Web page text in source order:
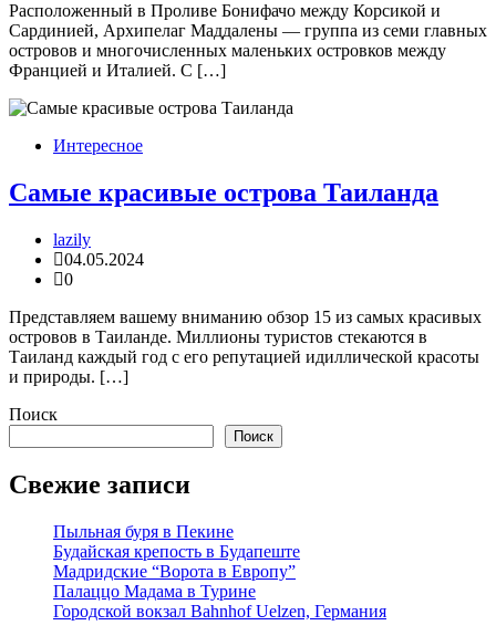
Расположенный в Проливе Бонифачо между Корсикой и
Сардинией, Архипелаг Маддалены — группа из семи главных
островов и многочисленных маленьких островков между
Францией и Италией. С […]
Интересное
Самые красивые острова Таиланда
lazily
04.05.2024
0
Представляем вашему вниманию обзор 15 из самых красивых
островов в Таиланде. Миллионы туристов стекаются в
Таиланд каждый год с его репутацией идиллической красоты
и природы. […]
Поиск
Поиск
Свежие записи
Пыльная буря в Пекине
Будайская крепость в Будапеште
Мадридские “Ворота в Европу”
Палаццо Мадама в Турине
Городской вокзал Bahnhof Uelzen, Германия